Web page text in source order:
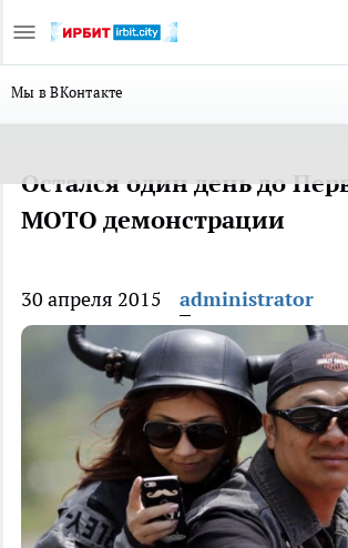
Мы в ВКонтакте
Остался один день до
МОТО демонстрации
30 апреля 2015 administrator